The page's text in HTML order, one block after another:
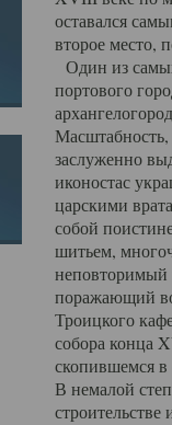
оставался
второе место,
Один из
портового
Масштабность,
заслуженно
иконостас
царскими
собой
шитьем,
неповторимый
поражающий
Троицкого
собора конца
скопившемся в
В немалой